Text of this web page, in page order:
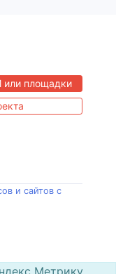
или площадки
и сайтов с